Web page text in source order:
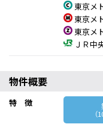
東京メ
東京メ
東京メ
ＪＲ中
物件概要
特 徴
（